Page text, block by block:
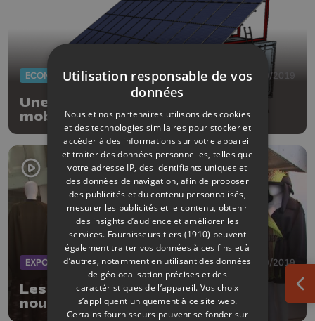
ECONOMIE 29/10/2019
Une centrale électrique solaire
mobile made in Liège
EXPOS 15/10/2019
Les facettes de la mode de chez
nous se dévoilent !
Utilisation responsable de vos
données
Nous et nos partenaires utilisons des cookies
et des technologies similaires pour stocker et
accéder à des informations sur votre appareil
et traiter des données personnelles, telles que
votre adresse IP, des identifiants uniques et
des données de navigation, afin de proposer
des publicités et du contenu personnalisés,
mesurer les publicités et le contenu, obtenir
des insights d’audience et améliorer les
services. Fournisseurs tiers (1910) peuvent
également traiter vos données à ces fins et à
d’autres, notamment en utilisant des données
de géolocalisation précises et des
caractéristiques de l’appareil. Vos choix
s’appliquent uniquement à ce site web.
Certains fournisseurs peuvent se fonder sur